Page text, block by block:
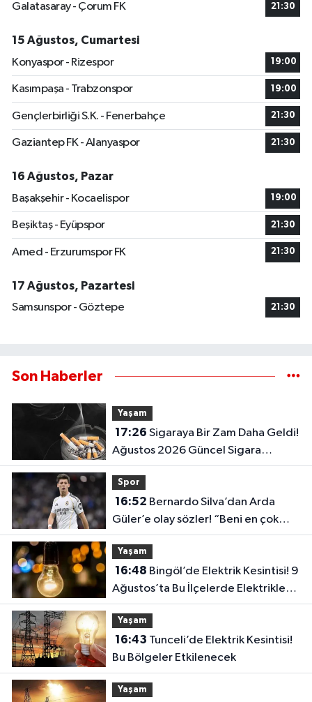
Galatasaray - Çorum FK
21:30
15 Ağustos, Cumartesi
Konyaspor - Rizespor
19:00
Kasımpaşa - Trabzonspor 19:00
Gençlerbirliği S.K. - Fenerbahçe 21:30
Gaziantep FK - Alanyaspor 21:30
16 Ağustos, Pazar
Başakşehir - Kocaelispor
19:00
Beşiktaş - Eyüpspor 21:30
Amed - Erzurumspor FK 21:30
17 Ağustos, Pazartesi
Samsunspor - Göztepe
21:30
Son Haberler
Yaşam
17:26
Ağustos 2026 Güncel Sigara
Fiyatları Belli Oldu
Spor
16:52
Güler’e olay sözler! “Beni en çok
etkileyen şey…”
Yaşam
16:48
Ağustos’ta Bu İlçelerde Elektrikler
Kesilecek
Yaşam
16:43
Bu Bölgeler Etkilenecek
Yaşam